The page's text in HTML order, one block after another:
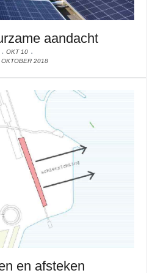
aandacht
OKT 10
OKTOBER 2018
en afsteken